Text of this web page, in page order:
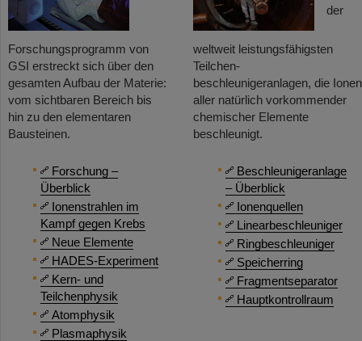
Forschungsprogramm von
GSI erstreckt sich über den
gesamten Aufbau der Materie:
vom sichtbaren Bereich bis
hin zu den elementaren
Bausteinen.
der
weltweit leistungsfähigsten
Teilchen-
beschleunigeranlagen, die Ionen
aller natürlich vorkommender
chemischer Elemente
beschleunigt.
Forschung –
Überblick
Ionenstrahlen im
Kampf gegen Krebs
Neue Elemente
HADES-Experiment
Kern- und
Teilchenphysik
Atomphysik
Plasmaphysik
Beschleunigeranlage
– Überblick
Ionenquellen
Linearbeschleuniger
Ringbeschleuniger
Speicherring
Fragmentseparator
Hauptkontrollraum